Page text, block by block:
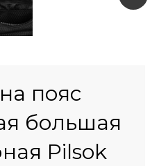
пояс
большая
Pilsok